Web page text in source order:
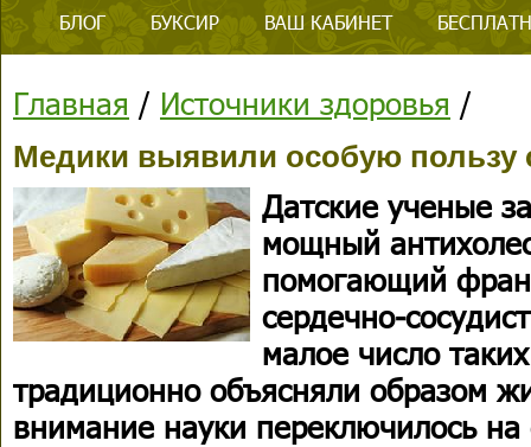
БЛОГ БУКСИР ВАШ КАБИНЕТ
Главная / Источники здоровья /
Медики выявили особую пользу
Датские ученые
мощный
помогающий
сердечно-
малое число
традиционно объясняли образом
внимание науки переключилось на